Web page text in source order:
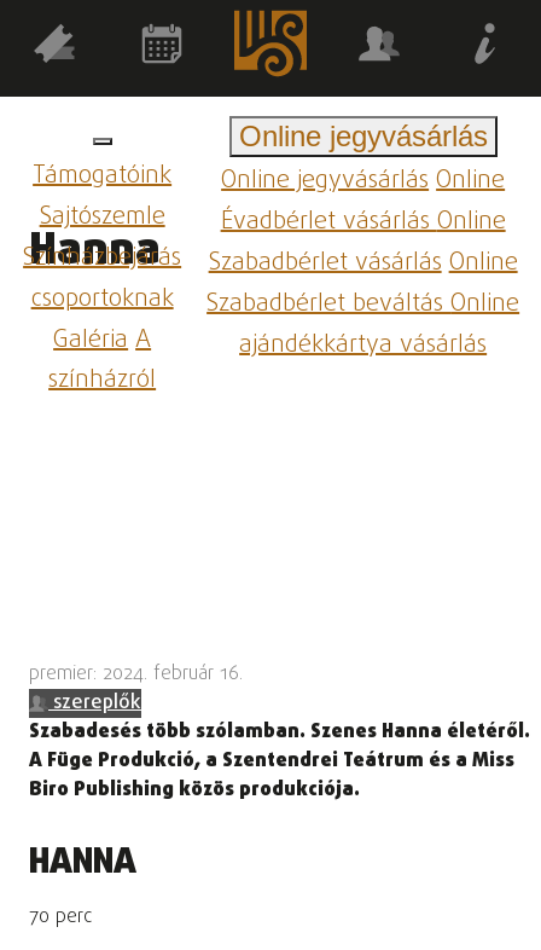
Támogatóink
Sajtószemle
Színházbejárás
csoportoknak
GalériaA
színházról
Online jegyvásárlás
Online jegyvásárlásOnline
Évadbérlet vásárlásOnline
Szabadbérlet vásárlásOnline
Szabadbérlet beváltásOnline
ajándékkártya vásárlás
Hanna
premier: 2024. február 16.
szereplők
Szabadesés több szólamban. Szenes Hanna életéről.
A Füge Produkció, a Szentendrei Teátrum és a Miss
Biro Publishing közös produkciója.
HANNA
70 perc